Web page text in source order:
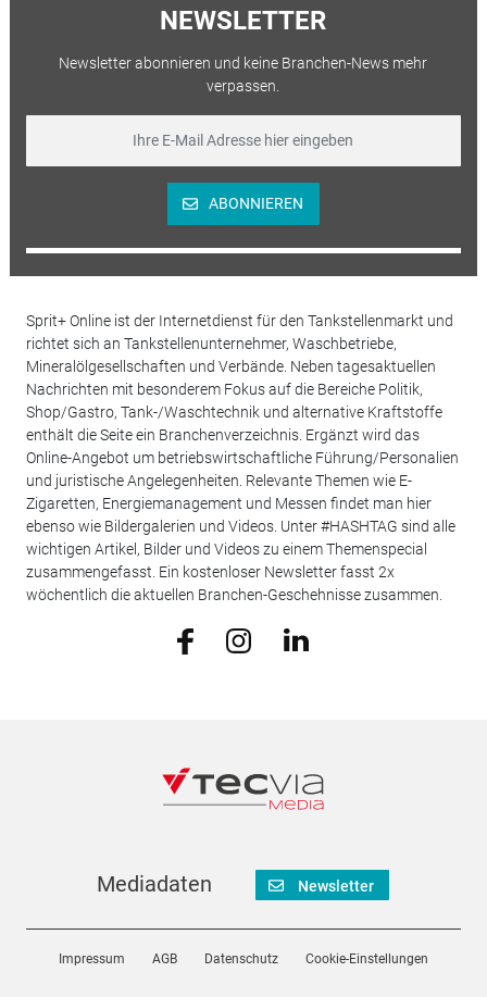
NEWSLETTER
Newsletter abonnieren und keine Branchen-News mehr
verpassen.
ABONNIEREN
Sprit+ Online ist der Internetdienst für den Tankstellenmarkt und
richtet sich an Tankstellenunternehmer, Waschbetriebe,
Mineralölgesellschaften und Verbände. Neben tagesaktuellen
Nachrichten mit besonderem Fokus auf die Bereiche Politik,
Shop/Gastro, Tank-/Waschtechnik und alternative Kraftstoffe
enthält die Seite ein Branchenverzeichnis. Ergänzt wird das
Online-Angebot um betriebswirtschaftliche Führung/Personalien
und juristische Angelegenheiten. Relevante Themen wie E-
Zigaretten, Energiemanagement und Messen findet man hier
ebenso wie Bildergalerien und Videos. Unter #HASHTAG sind alle
wichtigen Artikel, Bilder und Videos zu einem Themenspecial
zusammengefasst. Ein kostenloser Newsletter fasst 2x
wöchentlich die aktuellen Branchen-Geschehnisse zusammen.
Mediadaten Newsletter
Impressum AGB Datenschutz Cookie-Einstellungen